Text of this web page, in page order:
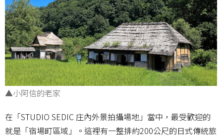
▲小阿信的老家
在「STUDIO SEDIC 庄內外景拍攝場地」當中，最受歡迎的
就是「宿場町區域」。這裡有一整排約200公尺的日式傳統旅